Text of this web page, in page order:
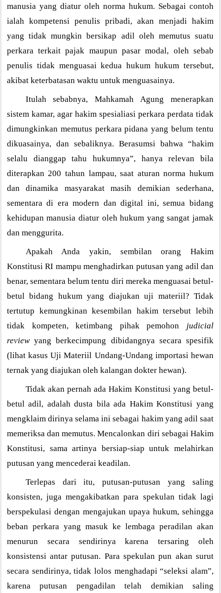
manusia yang diatur oleh norma hukum. Sebagai contoh
ialah kompetensi penulis pribadi, akan menjadi hakim
yang tidak mungkin bersikap adil oleh memutus suatu
perkara terkait pajak maupun pasar modal, oleh sebab
penulis tidak menguasai kedua hukum hukum tersebut,
akibat keterbatasan waktu untuk menguasainya.
Itulah sebabnya, Mahkamah Agung menerapkan
sistem kamar, agar hakim spesialiasi perkara perdata tidak
dimungkinkan memutus perkara pidana yang belum tentu
dikuasainya, dan sebaliknya. Berasumsi bahwa “hakim
selalu dianggap tahu hukumnya”, hanya relevan bila
diterapkan 200 tahun lampau, saat aturan norma hukum
dan dinamika masyarakat masih demikian sederhana,
sementara di era modern dan digital ini, semua bidang
kehidupan manusia diatur oleh hukum yang sangat jamak
dan menggurita.
Apakah Anda yakin, sembilan orang Hakim
Konstitusi RI mampu menghadirkan putusan yang adil dan
benar, sementara belum tentu diri mereka menguasai betul-
betul bidang hukum yang diajukan uji materiil? Tidak
tertutup kemungkinan kesembilan hakim tersebut lebih
tidak kompeten, ketimbang pihak pemohon judicial
reviewyang berkecimpung dibidangnya secara spesifik
(lihat kasus Uji Materiil Undang-Undang importasi hewan
ternak yang diajukan oleh kalangan dokter hewan).
Tidak akan pernah ada Hakim Konstitusi yang betul-
betul adil, adalah dusta bila ada Hakim Konstitusi yang
mengklaim dirinya selama ini sebagai hakim yang adil saat
memeriksa dan memutus. Mencalonkan diri sebagai Hakim
Konstitusi, sama artinya bersiap-siap untuk melahirkan
putusan yang mencederai keadilan.
Terlepas dari itu, putusan-putusan yang saling
konsisten, juga mengakibatkan para spekulan tidak lagi
berspekulasi dengan mengajukan upaya hukum, sehingga
beban perkara yang masuk ke lembaga peradilan akan
menurun secara sendirinya karena tersaring oleh
konsistensi antar putusan. Para spekulan pun akan surut
secara sendirinya, tidak lolos menghadapi “seleksi alam”,
karena putusan pengadilan telah demikian saling